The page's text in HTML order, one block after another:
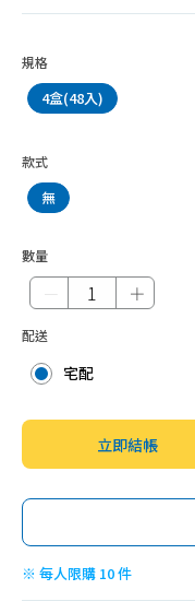
規格
4盒(48入)
款式
無
數量
＋
配送
宅配
立即結帳
※ 每人限購 10 件